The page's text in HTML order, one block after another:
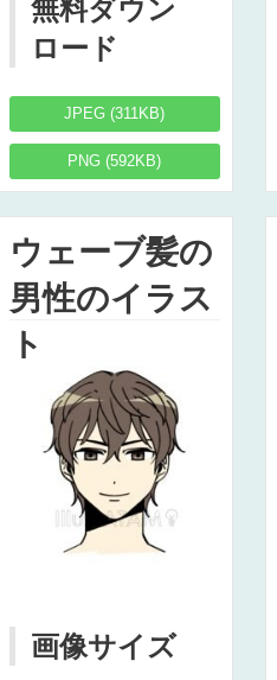
無料ダウン
ロード
JPEG (311KB)
PNG (592KB)
ウェーブ髪の
男性のイラス
ト
画像サイズ